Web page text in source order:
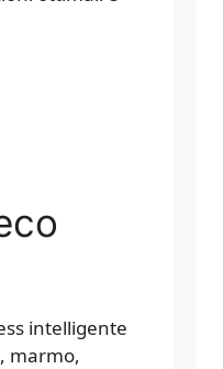
intelligente
marmo,